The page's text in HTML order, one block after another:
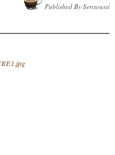
Published By Sensoussi